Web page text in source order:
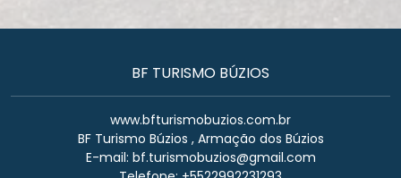
BF TURISMO BÚZIOS
www.bfturismobuzios.com.br
BF Turismo Búzios , Armação dos Búzios
E-mail: bf.turismobuzios@gmail.com